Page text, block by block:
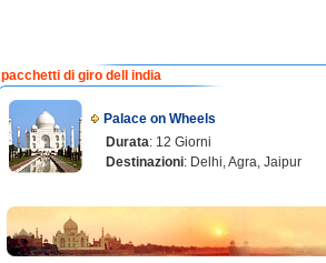
pacchetti di giro dell india
Palace on Wheels
Durata: 12 Giorni
Destinazioni: Delhi, Agra, Jaipur